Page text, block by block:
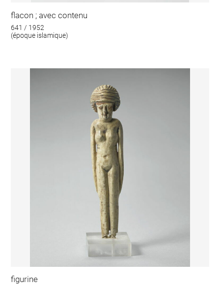
flacon ; avec contenu
641 / 1952
(époque islamique)
figurine